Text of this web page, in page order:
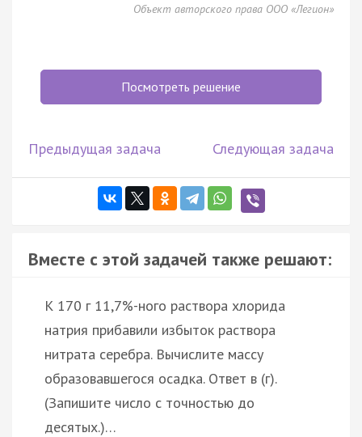
Объект авторского права ООО «Легион»
Посмотреть решение
Предыдущая задача Следующая задача
Вместе с этой задачей также решают:
К 170 г 11,7%-ного раствора хлорида
натрия прибавили избыток раствора
нитрата серебра. Вычислите массу
образовавшегося осадка. Ответ в (г).
(Запишите число с точностью до
десятых.)…